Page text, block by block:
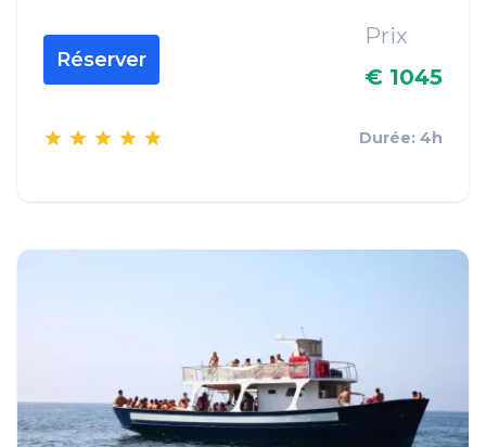
Réserver
Prix
€ 1045
Durée: 4h